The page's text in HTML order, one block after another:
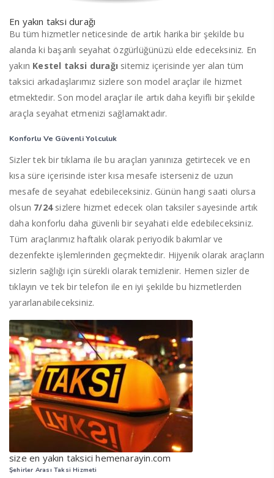
En yakın taksi durağı
Bu tüm hizmetler neticesinde de artık harika bir şekilde bu
alanda ki başarılı seyahat özgürlüğünüzü elde edeceksiniz. En
yakın Kestel taksi durağı sitemiz içerisinde yer alan tüm
taksici arkadaşlarımız sizlere son model araçlar ile hizmet
etmektedir. Son model araçlar ile artık daha keyifli bir şekilde
araçla seyahat etmenizi sağlamaktadır.
Konforlu Ve Güvenli Yolculuk
Sizler tek bir tıklama ile bu araçları yanınıza getirtecek ve en
kısa süre içerisinde ister kısa mesafe isterseniz de uzun
mesafe de seyahat edebileceksiniz. Günün hangi saati olursa
olsun 7/24sizlere hizmet edecek olan taksiler sayesinde artık
daha konforlu daha güvenli bir seyahati elde edebileceksiniz.
Tüm araçlarımız haftalık olarak periyodik bakımlar ve
dezenfekte işlemlerinden geçmektedir. Hijyenik olarak araçların
sizlerin sağlığı için sürekli olarak temizlenir. Hemen sizler de
tıklayın ve tek bir telefon ile en iyi şekilde bu hizmetlerden
yararlanabileceksiniz.
size en yakın taksici hemenarayin.com
Şehirler Arası Taksi Hizmeti